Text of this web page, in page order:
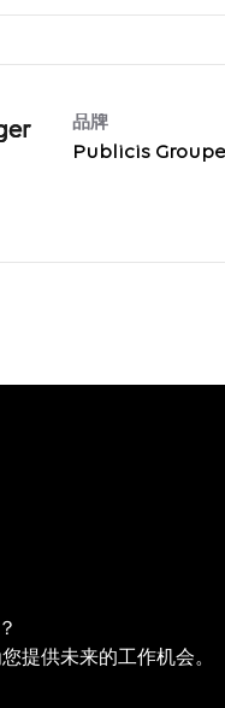
品牌
Publicis Groupe
提供未来的工作机会。